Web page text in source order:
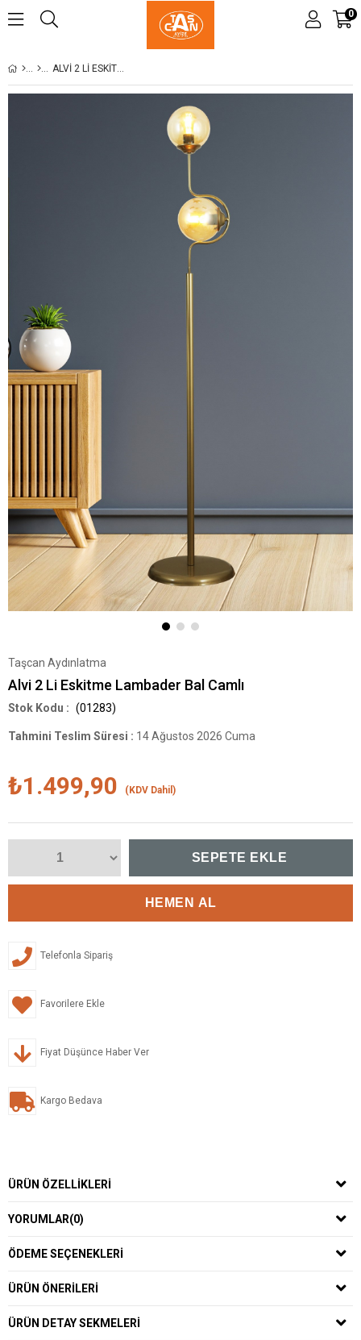
0
ALVI 2 LI ESKITME LAMBADER BAL CAMLI
Taşcan Aydınlatma
Alvi 2 Li Eskitme Lambader Bal Camlı
(01283)
Tahmini Teslim Süresi : 14 Ağustos 2026 Cuma
₺1.499,90 (KDV Dahil)
Telefonla Sipariş
Favorilere Ekle
Fiyat Düşünce Haber Ver
Kargo Bedava
ÜRÜN ÖZELLIKLERI
YORUMLAR(0)
ÖDEME SEÇENEKLERI
ÜRÜN ÖNERILERI
ÜRÜN DETAY SEKMELERI